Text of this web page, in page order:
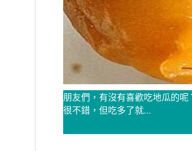
朋友們，有沒有喜歡吃地瓜的
很不錯，但吃多了就...